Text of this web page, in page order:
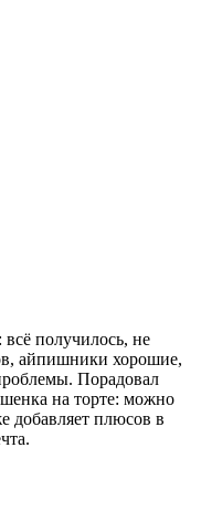
всё получилось, не
айпишники хорошие,
Порадовал
на торте: можно
добавляет плюсов в